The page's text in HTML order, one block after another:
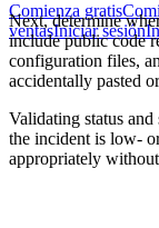
Comienza gratis
ventasIniciar sesión
Next, determine
include public code
configuration files,
accidentally pasted
Validating status
the incident is low-
appropriately